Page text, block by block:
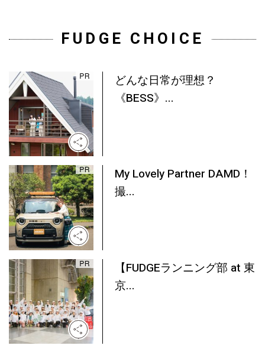
FUDGE CHOICE
どんな日常が理想？
《BESS》...
My Lovely Partner DAMD！
撮...
【FUDGEランニング部 at 東
京...